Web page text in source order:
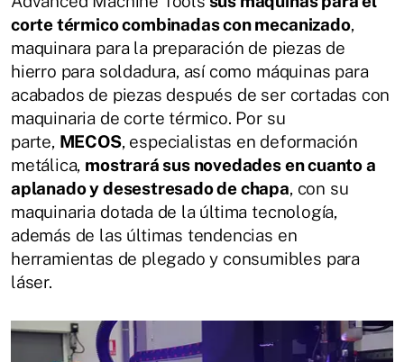
corte térmico combinadas con mecanizado,
maquinara para la preparación de piezas de
hierro para soldadura, así como máquinas para
acabados de piezas después de ser cortadas con
maquinaria de corte térmico. Por su
parte, MECOS, especialistas en deformación
metálica, mostrará sus novedades en cuanto a
aplanado y desestresado de chapa, con su
maquinaria dotada de la última tecnología,
además de las últimas tendencias en
herramientas de plegado y consumibles para
láser.